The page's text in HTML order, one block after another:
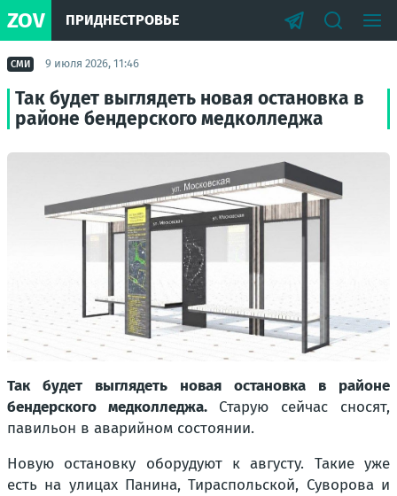
ZOV ПРИДНЕСТРОВЬЕ
СМИ 9 июля 2026, 11:46
Так будет выглядеть новая остановка в
районе бендерского медколледжа
Так будет выглядеть новая остановка в районе
бендерского медколледжа. Старую сейчас сносят,
павильон в аварийном состоянии.
Новую остановку оборудуют к августу. Такие уже
есть на улицах Панина, Тираспольской, Суворова и